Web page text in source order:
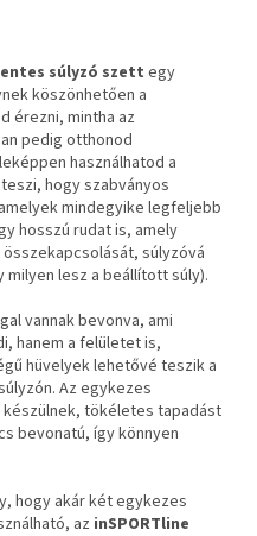
súlyzó szett egy
köszönhetően a
érezni, mintha az
pedig otthonod
használhatod a
hogy szabványos
mindegyike legfeljebb
hosszú rudat is, amely
súlyzóvá
lesz a beállított súly).
vannak bevonva, ami
hanem a felületet is,
hüvelyek lehetővé teszik a
Az egykezes
tökéletes tapadást
bevonatú, így könnyen
hogy akár két egykezes
az inSPORTline